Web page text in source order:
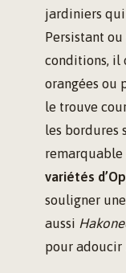
jardiniers
Persistant
conditions, il
orangées ou
le trouve
les bordures
remarquable
variétés
souligner
aussi
pour adoucir